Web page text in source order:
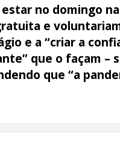
no domingo
e
e a “criar a
que o façam
que “a